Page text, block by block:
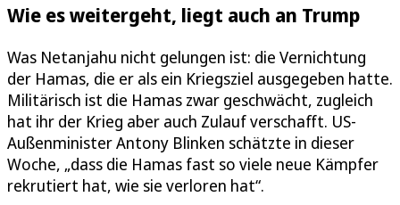
Wie es weitergeht, liegt auch an Trump
Was Netanjahu nicht gelungen ist: die Vernichtung
der Hamas, die er als ein Kriegsziel ausgegeben hatte.
Militärisch ist die Hamas zwar geschwächt, zugleich
hat ihr der Krieg aber auch Zulauf verschafft. US-
Außenminister Antony Blinken schätzte in dieser
Woche, „dass die Hamas fast so viele neue Kämpfer
rekrutiert hat, wie sie verloren hat“.